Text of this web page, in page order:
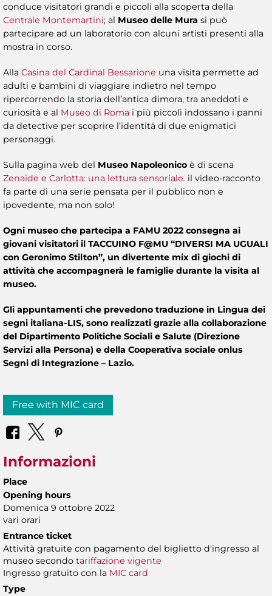
conduce visitatori grandi e piccoli alla scoperta della
Centrale Montemartini; al Museo delle Mura si può
partecipare ad un laboratorio con alcuni artisti presenti alla
mostra in corso.
Alla Casina del Cardinal Bessarione una visita permette ad
adulti e bambini di viaggiare indietro nel tempo
ripercorrendo la storia dell’antica dimora, tra aneddoti e
curiosità e al Museo di Roma i più piccoli indossano i panni
da detective per scoprire l’identità di due enigmatici
personaggi.
Sulla pagina web del Museo Napoleonico è di scena
Zenaide e Carlotta: una lettura sensoriale. il video-racconto
fa parte di una serie pensata per il pubblico non e
ipovedente, ma non solo!
Ogni museo che partecipa a FAMU 2022 consegna ai
giovani visitatori il TACCUINO F@MU “DIVERSI MA UGUALI
con Geronimo Stilton”, un divertente mix di giochi di
attività che accompagnerà le famiglie durante la visita al
museo.
Gli appuntamenti che prevedono traduzione in Lingua dei
segni italiana-LIS, sono realizzati grazie alla collaborazione
del Dipartimento Politiche Sociali e Salute (Direzione
Servizi alla Persona) e della Cooperativa sociale onlus
Segni di Integrazione – Lazio.
Free with MIC card
Informazioni
Place
Opening hours
Domenica 9 ottobre 2022
vari orari
Entrance ticket
Attività gratuite con pagamento del biglietto d'ingresso al
museo secondo tariffazione vigente
Ingresso gratuito con la MIC card
Type